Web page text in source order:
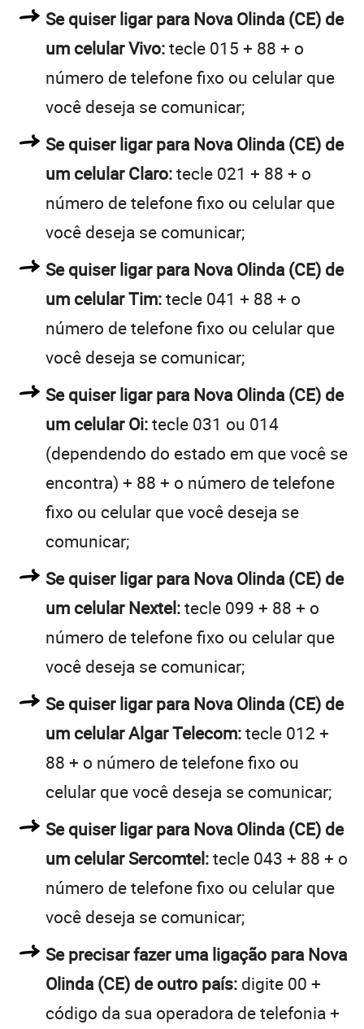
Se quiser ligar para Nova Olinda (CE) de
um celular Vivo:tecle 015 + 88 + o
número de telefone fixo ou celular que
você deseja se comunicar;
Se quiser ligar para Nova Olinda (CE) de
um celular Claro:tecle 021 + 88 + o
número de telefone fixo ou celular que
você deseja se comunicar;
Se quiser ligar para Nova Olinda (CE) de
um celular Tim:tecle 041 + 88 + o
número de telefone fixo ou celular que
você deseja se comunicar;
Se quiser ligar para Nova Olinda (CE) de
um celular Oi:tecle 031 ou 014
(dependendo do estado em que você se
encontra) + 88 + o número de telefone
fixo ou celular que você deseja se
comunicar;
Se quiser ligar para Nova Olinda (CE) de
um celular Nextel:tecle 099 + 88 + o
número de telefone fixo ou celular que
você deseja se comunicar;
Se quiser ligar para Nova Olinda (CE) de
um celular Algar Telecom:tecle 012 +
88 + o número de telefone fixo ou
celular que você deseja se comunicar;
Se quiser ligar para Nova Olinda (CE) de
um celular Sercomtel:tecle 043 + 88 + o
número de telefone fixo ou celular que
você deseja se comunicar;
Se precisar fazer uma ligação para Nova
Olinda (CE) de outro país: digite 00 +
código da sua operadora de telefonia +